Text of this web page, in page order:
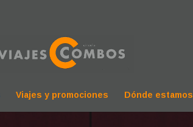
Viajes y promociones Dónde estamos